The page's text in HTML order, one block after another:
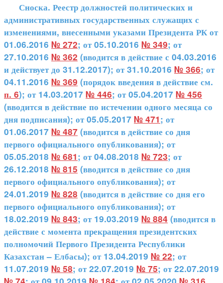
Сноска. Реестр должностей политических и
административных государственных служащих с
изменениями, внесенными указами Президента РК от
01.06.2016 № 272; от 05.10.2016 № 349; от
27.10.2016 № 362 (вводится в действие с 04.03.2016
и действует до 31.12.2017); от 31.10.2016 № 366; от
04.11.2016 № 369 (порядок введения в действие см.
п. 6); от 14.03.2017 № 446; от 05.04.2017 № 456
(вводится в действие по истечении одного месяца со
дня подписания); от 05.05.2017 № 471; от
01.06.2017 № 487 (вводится в действие со дня
первого официального опубликования); от
05.05.2018 № 681; от 04.08.2018 № 723; от
26.12.2018 № 815 (вводится в действие со дня
первого официального опубликования); от
24.01.2019 № 828 (вводится в действие со дня его
первого официального опубликования); от
18.02.2019 № 843; от 19.03.2019 № 884 (вводится в
действие с момента прекращения президентских
полномочий Первого Президента Республики
Казахстан – Елбасы); от 13.04.2019 № 22; от
11.07.2019 № 58; от 22.07.2019 № 75; от 22.07.2019